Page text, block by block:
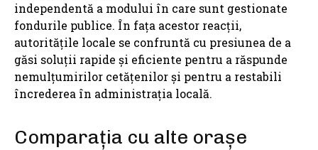
independentă a modului în care sunt gestionate
fondurile publice. În fața acestor reacții,
autoritățile locale se confruntă cu presiunea de a
găsi soluții rapide și eficiente pentru a răspunde
nemulțumirilor cetățenilor și pentru a restabili
încrederea în administrația locală.
Comparația cu alte orașe